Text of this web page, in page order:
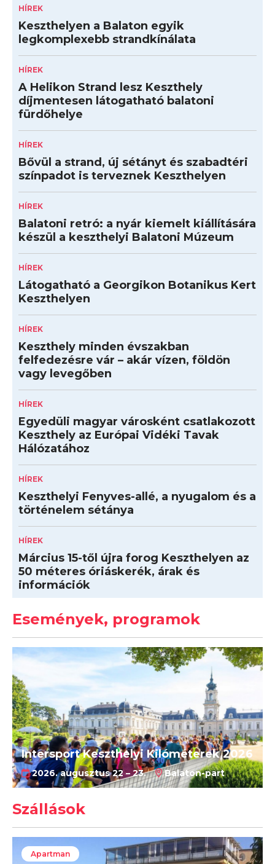
HÍREK
Keszthelyen a Balaton egyik
legkomplexebb strandkínálata
HÍREK
A Helikon Strand lesz Keszthely
díjmentesen látogatható balatoni
fürdőhelye
HÍREK
Bővül a strand, új sétányt és szabadtéri
színpadot is terveznek Keszthelyen
HÍREK
Balatoni retró: a nyár kiemelt kiállítására
készül a keszthelyi Balatoni Múzeum
HÍREK
Látogatható a Georgikon Botanikus Kert
Keszthelyen
HÍREK
Keszthely minden évszakban
felfedezésre vár – akár vízen, földön
vagy levegőben
HÍREK
Egyedüli magyar városként csatlakozott
Keszthely az Európai Vidéki Tavak
Hálózatához
HÍREK
Keszthelyi Fenyves-allé, a nyugalom és a
történelem sétánya
HÍREK
Március 15-től újra forog Keszthelyen az
50 méteres óriáskerék, árak és
információk
Események, programok
Intersport Keszthelyi Kilóméterek 2026
2026. augusztus 22 – 23. Balaton-part
Szállások
Apartman